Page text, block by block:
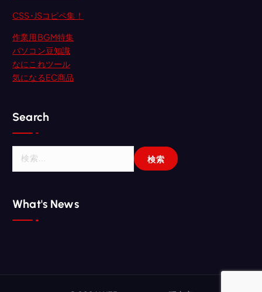
CSS･JSコピペ集！
作業用BGM特集
パソコン豆知識
なにこれツール
気になるEC商品
Search
What's News